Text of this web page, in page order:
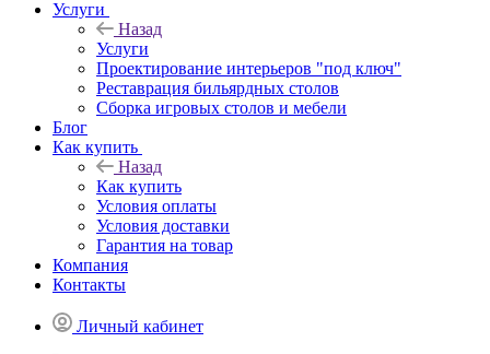
Услуги
Назад
Услуги
Проектирование интерьеров "под ключ"
Реставрация бильярдных столов
Сборка игровых столов и мебели
Блог
Как купить
Назад
Как купить
Условия оплаты
Условия доставки
Гарантия на товар
Компания
Контакты
Личный кабинет